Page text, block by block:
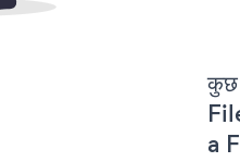
कुछ
a